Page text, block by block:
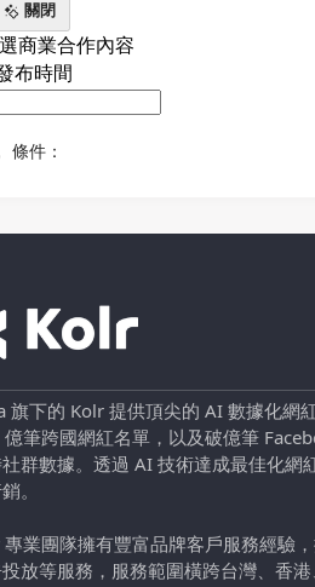
關閉
商業合作內容
布時間
條件：
旗下的 Kolr 提供頂尖的 AI 數據化網
筆跨國網紅名單，以及破億筆
群數據。透過 AI 技術達成最佳化網
。
專業團隊擁有豐富品牌客戶服務經驗
投放等服務，服務範圍橫跨台灣、香